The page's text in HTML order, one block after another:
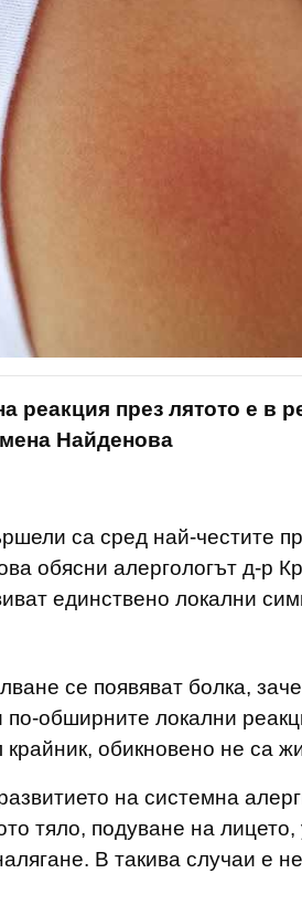
реакция през лятото е в
Найденова
са сред най-честите
обясни алергологът д-р
единствено локални
се появяват болка,
по-обширните локални
обикновено не са
на системна
тяло, подуване на лицето,
В такива случаи е